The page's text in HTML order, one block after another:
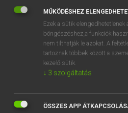
EGYÉNI
OKTATÁSI
VÁLLALATI
RÓLUNK
MŰKÖDÉSHEZ
Ezek a sütik elengedhetetlenek
böngészéshez,a funkciók
nem tilthatják le azokat. A
tartoznak többek között a
kezelő sütik.
↓ 3 szolgáltatás
ÖSSZES APP